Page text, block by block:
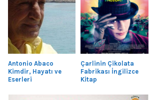
Antonio Abaco
Kimdir, Hayatı ve
Eserleri
Çarlinin Çikolata
Fabrikası İngilizce
Kitap